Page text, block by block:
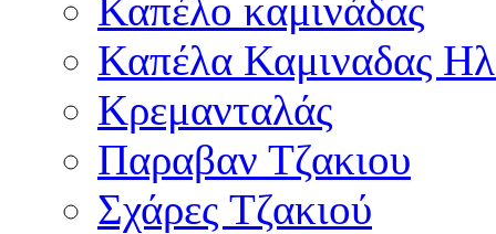
Καπέλo καμινάδας
Καπέλα Καμιναδας
Κρεμανταλάς
Παραβαν Τζακιου
Σχάρες Tζακιού